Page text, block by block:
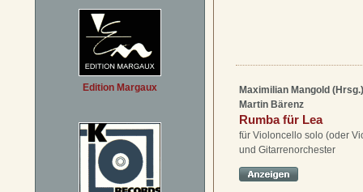
Edition Margaux
Maximilian Mangold (Hrsg.)
Martin Bärenz
Rumba für Lea
für Violoncello solo (oder
und Gitarrenorchester